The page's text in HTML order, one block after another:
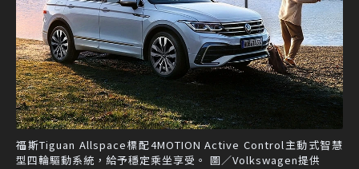
福斯Tiguan Allspace標配4MOTION Active Control主動式智慧
型四輪驅動系統，給予穩定乘坐享受。 圖／Volkswagen提供